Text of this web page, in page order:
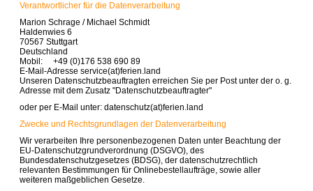
Verantwortlicher für die Datenverarbeitung
Marion Schrage / Michael Schmidt
Haldenwies 6
70567 Stuttgart
Deutschland
Mobil: +49 (0)176 538 690 89
E-Mail-Adresse service(at)ferien.land
Unseren Datenschutzbeauftragten erreichen Sie per Post unter der o. g.
Adresse mit dem Zusatz "Datenschutzbeauftragter"
oder per E-Mail unter: datenschutz(at)ferien.land
Zwecke und Rechtsgrundlagen der Datenverarbeitung
Wir verarbeiten Ihre personenbezogenen Daten unter Beachtung der
EU-Datenschutzgrundverordnung (DSGVO), des
Bundesdatenschutzgesetzes (BDSG), der datenschutzrechtlich
relevanten Bestimmungen für Onlinebestellaufträge, sowie aller
weiteren maßgeblichen Gesetze.